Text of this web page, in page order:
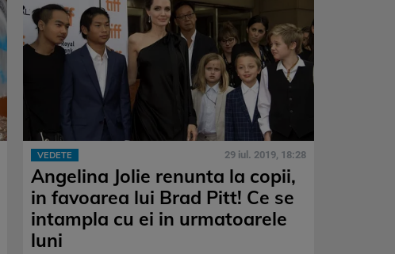
VEDETE 29 iul. 2019, 18:28
Angelina Jolie renunta la copii,
in favoarea lui Brad Pitt! Ce se
intampla cu ei in urmatoarele
luni